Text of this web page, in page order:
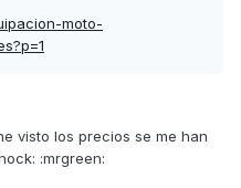
moto-
visto los precios se me han
:mrgreen: